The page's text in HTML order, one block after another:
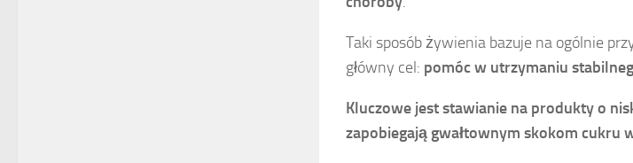
Taki sposób żywienia bazuje na ogólnie
główny cel: pomóc w utrzymaniu
Kluczowe jest stawianie na produkty o
zapobiegają gwałtownym skokom cukru